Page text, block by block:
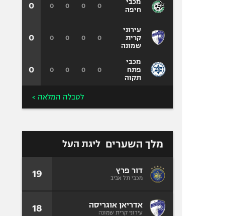
מכבי
חיפה
עירוני
קרית
שמונה
מכבי
פתח
תקוה
0
0
0
0
0
0
0
0
0
0
0
0
0
0
0
לטבלה המלאה >
מלך השערים ליגת העל
דור פרץ
מכבי תל אביב 19
אדריאן אוגריסה
עירוני קרית שמונה 18